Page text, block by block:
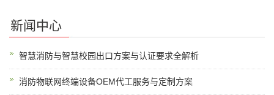
新闻中心
智慧消防与智慧校园出口方案与认证要求全解析
消防物联网终端设备OEM代工服务与定制方案